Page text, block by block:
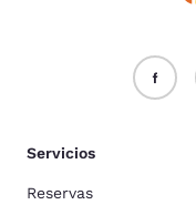
Servicios
Reservas